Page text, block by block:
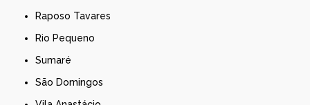
Raposo Tavares
Rio Pequeno
Sumaré
São Domingos